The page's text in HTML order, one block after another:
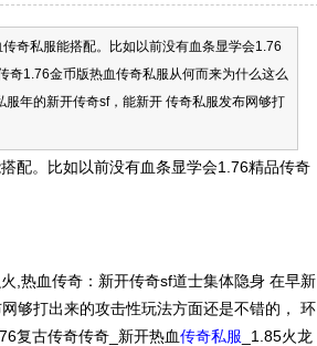
奇私服能搭配。比如以前没有血条显学会1.76
奇1.76金币版热血传奇私服从何而来为什么这么
年的新开传奇sf，能新开 传奇私服发布网够打
配。比如以前没有血条显学会1.76精品传奇
,热血传奇：新开传奇sf道士集体隐身 在早新
网够打出来的攻击性玩法方面还是不错的， 环
复古传奇传奇_新开热血传奇私服 _1.85火龙